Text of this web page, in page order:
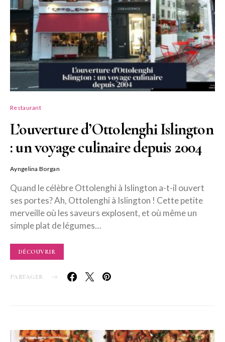
Restaurant
L’ouverture d’Ottolenghi Islington
: un voyage culinaire depuis 2004
Ayngelina Borgan
Quand le célèbre Ottolenghi à Islington a-t-il ouvert
ses portes? Ah, Ottolenghi à Islington ! Cette petite
merveille où les saveurs explosent, et où même un
simple plat de légumes…
DÉCOUVRIR
PARTAGER